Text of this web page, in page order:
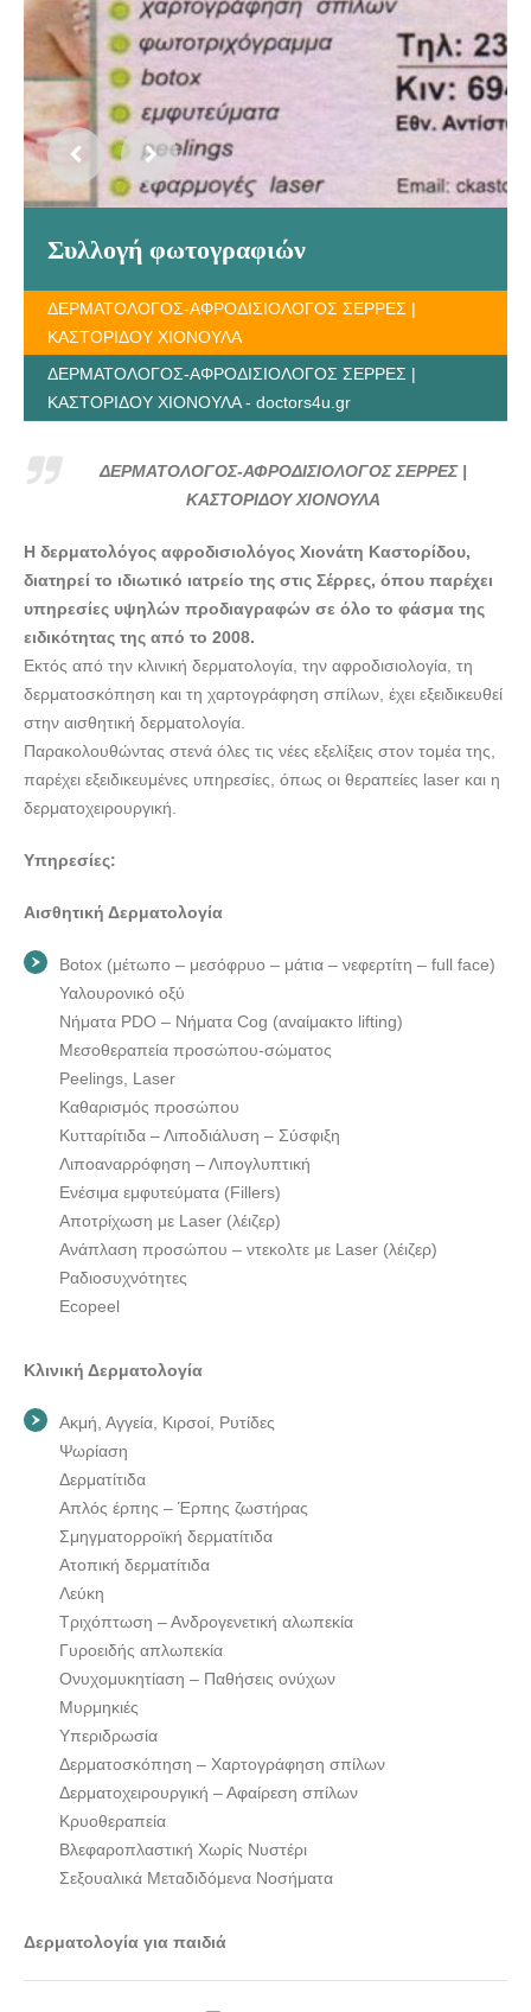
Συλλογή φωτογραφιών
ΔΕΡΜΑΤΟΛΟΓΟΣ-ΑΦΡΟΔΙΣΙΟΛΟΓΟΣ ΣΕΡΡΕΣ |
ΚΑΣΤΟΡΙΔΟΥ ΧΙΟΝΟΥΛΑ
ΔΕΡΜΑΤΟΛΟΓΟΣ-ΑΦΡΟΔΙΣΙΟΛΟΓΟΣ ΣΕΡΡΕΣ |
ΚΑΣΤΟΡΙΔΟΥ ΧΙΟΝΟΥΛΑ - doctors4u.gr
ΔΕΡΜΑΤΟΛΟΓΟΣ-ΑΦΡΟΔΙΣΙΟΛΟΓΟΣ ΣΕΡΡΕΣ |
ΚΑΣΤΟΡΙΔΟΥ ΧΙΟΝΟΥΛΑ
Η δερματολόγος αφροδισιολόγος Χιονάτη Καστορίδου,
διατηρεί το ιδιωτικό ιατρείο της στις Σέρρες, όπου παρέχει
υπηρεσίες υψηλών προδιαγραφών σε όλο το φάσμα της
ειδικότητας της από το 2008.
Εκτός από την κλινική δερματολογία, την αφροδισιολογία, τη
δερματοσκόπηση και τη χαρτογράφηση σπίλων, έχει εξειδικευθεί
στην αισθητική δερματολογία.
Παρακολουθώντας στενά όλες τις νέες εξελίξεις στον τομέα της,
παρέχει εξειδικευμένες υπηρεσίες, όπως οι θεραπείες laser και η
δερματοχειρουργική.
Υπηρεσίες:
Αισθητική Δερματολογία
Botox (μέτωπο – μεσόφρυο – μάτια – νεφερτίτη – full face)
Υαλουρονικό οξύ
Νήματα PDO – Νήματα Cog (αναίμακτο lifting)
Μεσοθεραπεία προσώπου-σώματος
Peelings, Laser
Καθαρισμός προσώπου
Κυτταρίτιδα – Λιποδιάλυση – Σύσφιξη
Λιποαναρρόφηση – Λιπογλυπτική
Ενέσιμα εμφυτεύματα (Fillers)
Αποτρίχωση με Laser (λέιζερ)
Ανάπλαση προσώπου – ντεκολτε με Laser (λέιζερ)
Ραδιοσυχνότητες
Ecopeel
Κλινική Δερματολογία
Ακμή, Αγγεία, Κιρσοί, Ρυτίδες
Ψωρίαση
Δερματίτιδα
Απλός έρπης – Έρπης ζωστήρας
Σμηγματορροϊκή δερματίτιδα
Ατοπική δερματίτιδα
Λεύκη
Τριχόπτωση – Ανδρογενετική αλωπεκία
Γυροειδής απλωπεκία
Ονυχομυκητίαση – Παθήσεις ονύχων
Μυρμηκιές
Υπεριδρωσία
Δερματοσκόπηση – Χαρτογράφηση σπίλων
Δερματοχειρουργική – Αφαίρεση σπίλων
Κρυοθεραπεία
Βλεφαροπλαστική Χωρίς Νυστέρι
Σεξουαλικά Μεταδιδόμενα Νοσήματα
Δερματολογία για παιδιά